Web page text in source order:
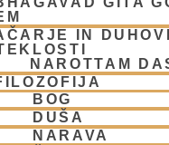
IN
NAROTTAM
BOG
DUŠA
NARAVA